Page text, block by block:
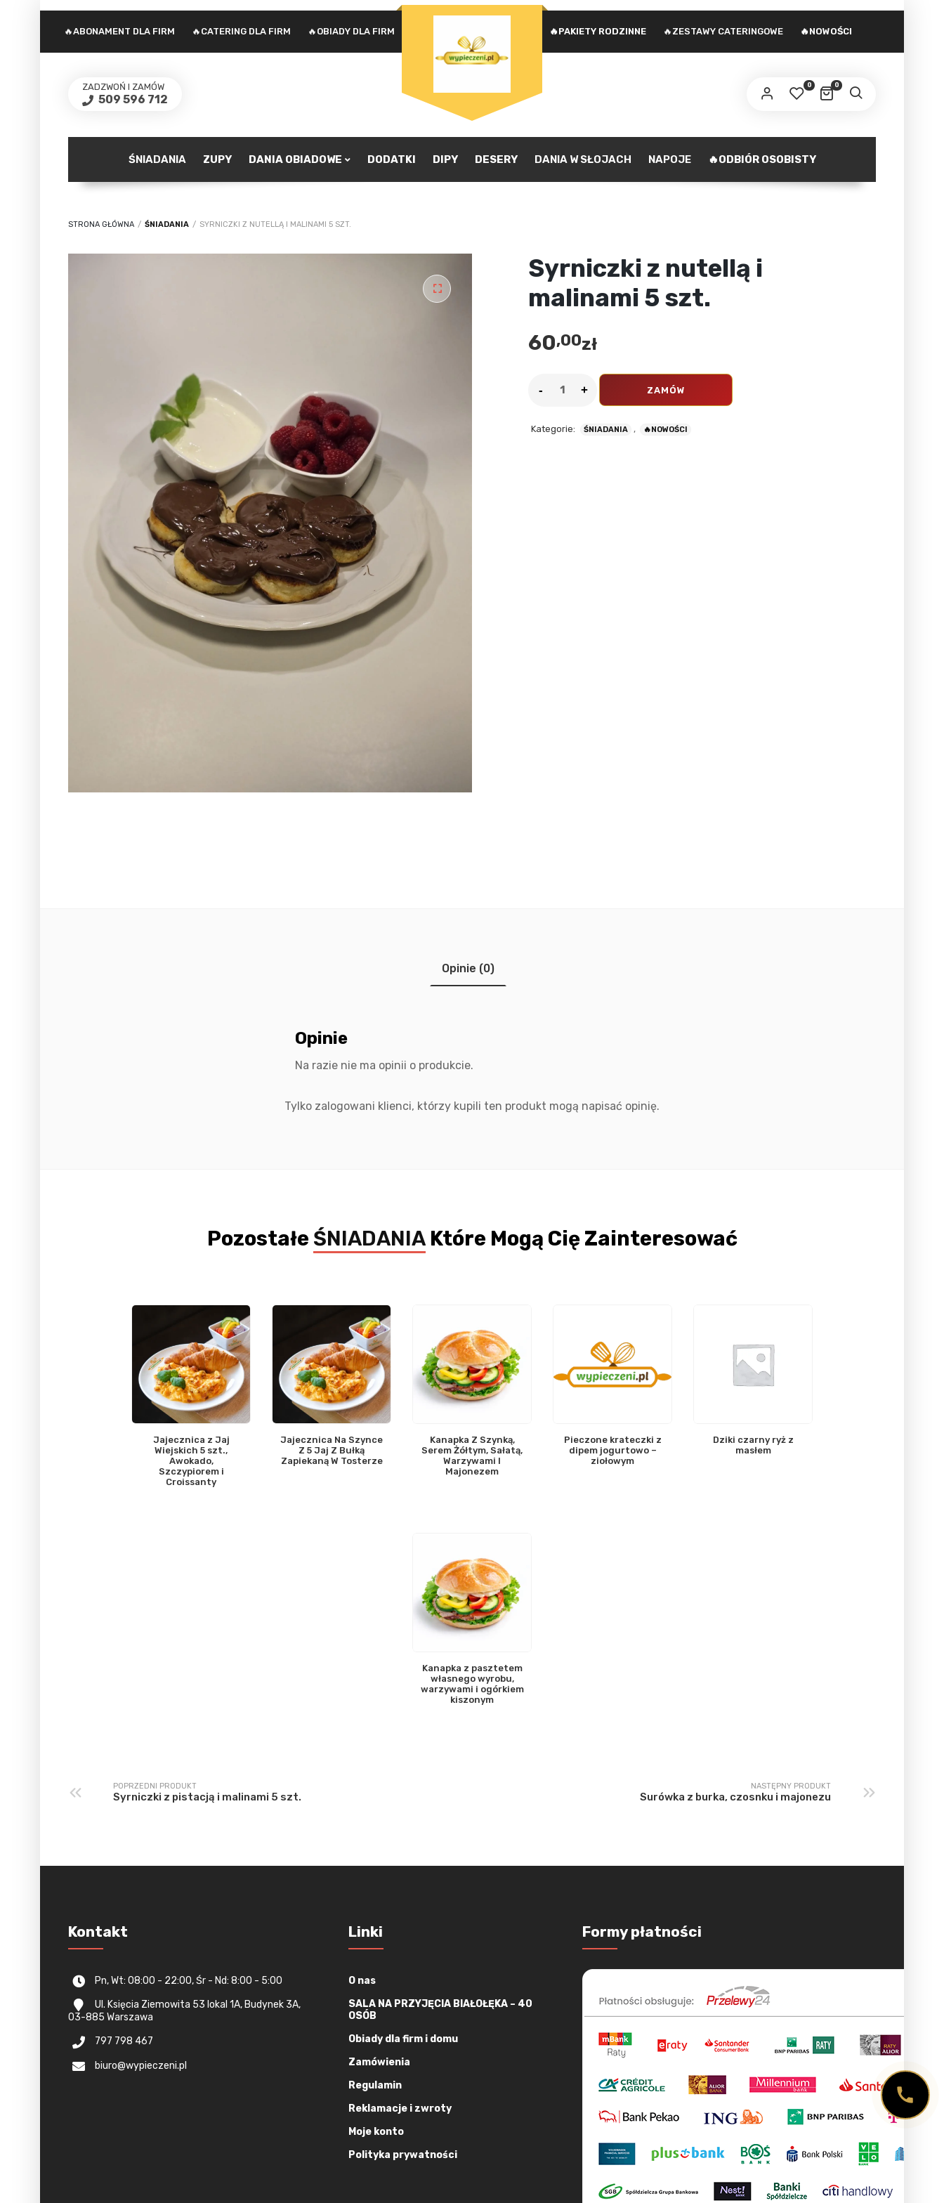
🔥PAKIETY RODZINNE 🔥ZESTAWY CATERINGOWE 🔥NOWOŚCI
🔥ABONAMENT DLA FIRM 🔥CATERING DLA FIRM 🔥OBIADY DLA FIRM
ZADZWOŃ I ZAMÓW
509 596 712
0
0
ZALOGUJ SIĘ
Nie pamiętasz hasła?
Administratorem danych osobowych podanych w formularzu
związane opisane są na stroniepolityka prywatności.
ŚNIADANIA ZUPY DANIA OBIADOWE DODATKI DIPY DESERY DANIA W SŁOJACH NAPOJE 🔥ODBIÓR OSOBISTY
STRONA GŁÓWNA / ŚNIADANIA / SYRNICZKI Z NUTELLĄ I MALINAMI 5 SZT.
Syrniczki z nutellą i
malinami 5 szt.
60,00zł
ZAMÓW
Kategorie: ŚNIADANIA , 🔥NOWOŚCI
Opinie (0)
Opinie
Na razie nie ma opinii o produkcie.
Tylko zalogowani klienci, którzy kupili ten produkt mogą napisać opinię.
Pozostałe ŚNIADANIAKtóre Mogą Cię Zainteresować
Jajecznica z Jaj
Wiejskich 5 szt.,
Awokado,
Szczypiorem i
Croissanty
Jajecznica Na Szynce
Z 5 Jaj Z Bułką
Zapiekaną W Tosterze
Kanapka Z Szynką,
Serem Żółtym, Sałatą,
Warzywami I
Majonezem
Pieczone krateczki z
dipem jogurtowo –
ziołowym
Dziki czarny ryż z
masłem
Kanapka z pasztetem
własnego wyrobu,
warzywami i ogórkiem
kiszonym
POPRZEDNI PRODUKT
Syrniczki z pistacją i malinami 5 szt.
NASTĘPNY PRODUKT
Surówka z burka, czosnku i majonezu
Kontakt
Pn, Wt: 08:00 - 22:00, Śr - Nd: 8:00 - 5:00
Ul. Księcia Ziemowita 53 lokal 1A, Budynek 3A,
03-885 Warszawa
797 798 467
biuro@wypieczeni.pl
Linki
O nas
SALA NA PRZYJĘCIA BIAŁOŁĘKA – 40
OSÓB
Obiady dla firm i domu
Zamówienia
Regulamin
Reklamacje i zwroty
Moje konto
Polityka prywatności
Formy płatności